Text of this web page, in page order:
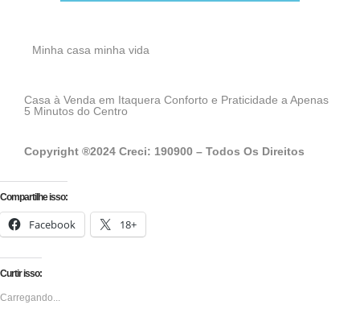
Minha casa minha vida
Casa à Venda em Itaquera Conforto e Praticidade a Apenas
5 Minutos do Centro
Copyright ®2024 Creci: 190900 – Todos Os Direitos
Compartilhe isso:
Facebook 18+
Curtir isso:
Carregando...